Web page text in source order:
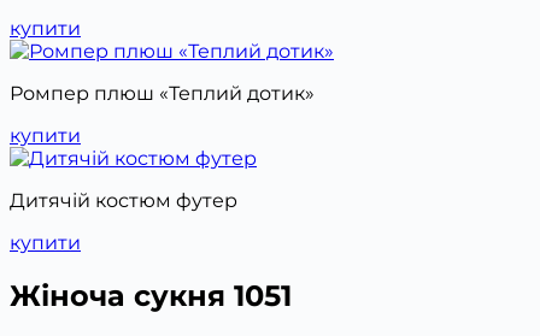
купити
Ромпер плюш «Теплий дотик»
купити
Дитячій костюм футер
купити
Жіноча сукня 1051